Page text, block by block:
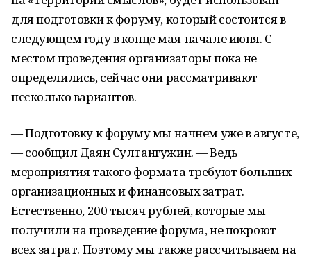
для подготовки к форуму, который состоится в
следующем году в конце мая-начале июня. С
местом проведения организаторы пока не
определились, сейчас они рассматривают
несколько вариантов.
— Подготовку к форуму мы начнем уже в августе,
— сообщил Даян Султангужин. — Ведь
мероприятия такого формата требуют больших
организационных и финансовых затрат.
Естественно, 200 тысяч рублей, которые мы
получили на проведение форума, не покроют
всех затрат. Поэтому мы также рассчитываем на